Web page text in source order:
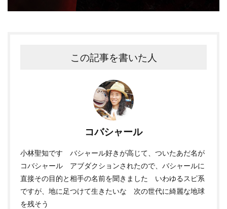
この記事を書いた人
コバシャール
小林聖知です バシャール好きが高じて、ついたあだ名が
コバシャール アブダクションされたので、バシャールに
直接その目的と相手の名前を聞きました いわゆるスピ系
ですが、地に足つけて生きたいな 次の世代に綺麗な地球
を残そう